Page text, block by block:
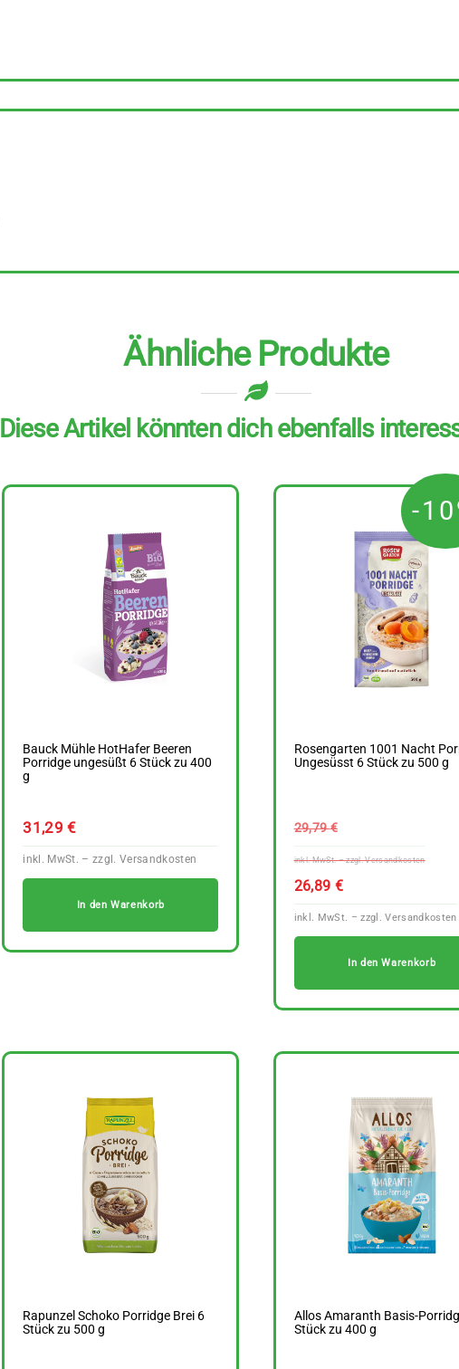
Ähnliche Produkte
Diese Artikel könnten dich ebenfalls
Bauck Mühle HotHafer Beeren
Porridge ungesüßt 6 Stück zu 400
g
31,29€
In den Warenkorb
-
Rosengarten 1001 Nacht
Ungesüsst 6 Stück zu 500 g
29,79€
26,89 €
In den Warenkorb
Rapunzel Schoko Porridge Brei 6
Stück zu 500 g
Allos Amaranth Basis-
Stück zu 400 g